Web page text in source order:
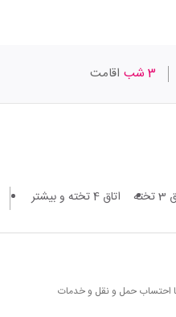
3 شب اقامت
اتاق 4 تخته و بیشتر
احتساب حمل و نقل و خدمات